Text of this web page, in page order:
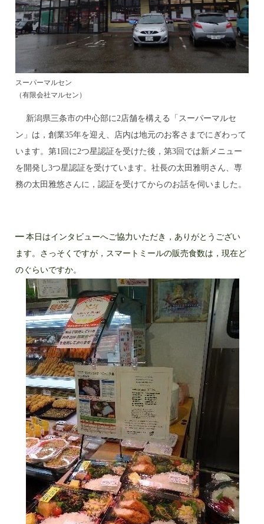
スーパーマルセン
（有限会社マルセン）
新潟県三条市の中心部に2店舗を構える「スーパーマルセ
ン」は，創業35年を迎え、店内は地元のお客さまでにぎわって
います。第1回に2つ星認証を受けた後，第3回では新メニュー
を開発し3つ星認証を受けています。社長の太田雅明さん、専
務の太田雅悠さんに，認証を受けてからのお話を伺いました。
━本日はインタビューへご協力いただき，ありがとうござい
ます。さっそくですが，スマートミールの販売食数は，現在ど
のぐらいですか。